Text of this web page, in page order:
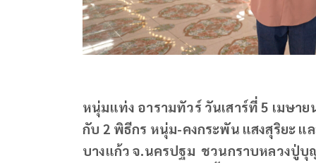
หนุ่มแท่ง อารามทัวร์ วันเสาร์ที่ 5 เมษา
กับ 2 พิธีกร หนุ่ม-คงกระพัน แสงสุริยะ
บางแก้ว จ.นครปฐม ชวนกราบหลวงปู่บุ